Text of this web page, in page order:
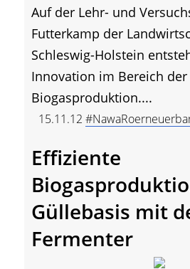
Auf der Lehr- und
Futterkamp der
Schleswig-Holstein
Innovation im Bereich der
Biogasproduktion....
15.11.12
Effiziente
Güllebasis mit
Fermenter